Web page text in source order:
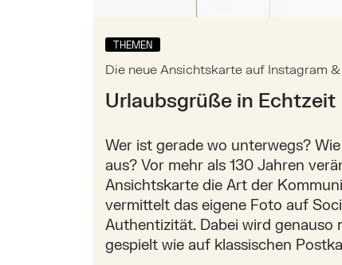
THEMEN
Die neue Ansichtskarte auf Instagram
Urlaubsgrüße in Echtzeit
Wer ist gerade wo unterwegs?
aus? Vor mehr als 130 Jahren
Ansichtskarte die Art der
vermittelt das eigene Foto auf
Authentizität. Dabei wird genauso
gespielt wie auf klassischen